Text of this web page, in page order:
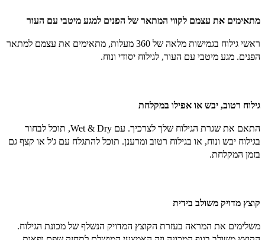
מתאימים את עצמם לקווי המתאר של הפנים למגע מיטבי עם העור
ראשי גילוח בגמישות מלאה של 360 מעלות, מתאימים את עצמם למתאר
הפנים. מגע מיטבי עם העור, לגילוח יסודי ונוח.
גילוח רטוב, יבש או אפילו במקלחת
התאם את שגרת הגילוח שלך לצרכיך. עם Wet & Dry, תוכל לבחור
בגילוח יבש ונוח, או בגילוח רטוב ומרענן. תוכל להתגלח עם ג'ל או קצף גם
בזמן המקלחת.
קוצץ מדויק משולב בידית
משלימים את המראה בעזרת הקוצץ המדויק הנשלף של מכונת הגילוח.